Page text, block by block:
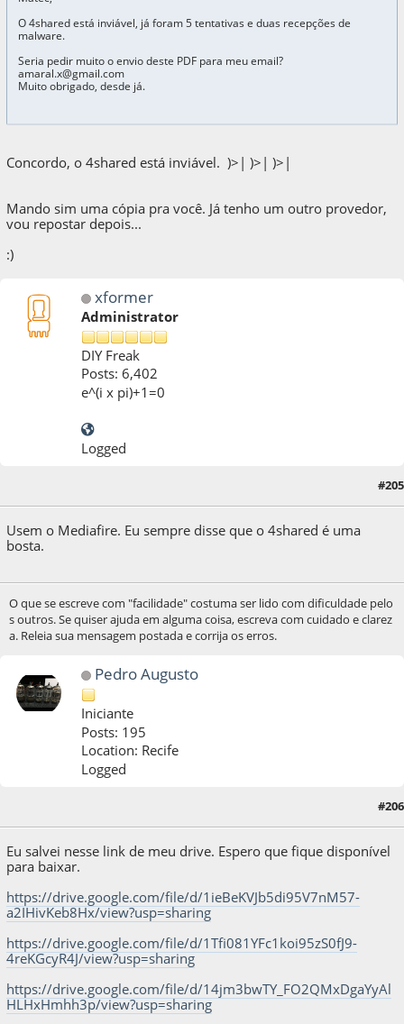
O 4shared está inviável, já foram 5 tentativas e duas recepções de
malware.
Seria pedir muito o envio deste PDF para meu email?
amaral.x@gmail.com
Muito obrigado, desde já.
Concordo, o 4shared está inviável. )>| )>| )>|
Mando sim uma cópia pra você. Já tenho um outro provedor,
vou repostar depois...
:)
xformer
Administrator
DIY Freak
Posts: 6,402
e^(i x pi)+1=0
Logged
#205
Usem o Mediafire. Eu sempre disse que o 4shared é uma
bosta.
O que se escreve com "facilidade" costuma ser lido com dificuldade pelo
s outros. Se quiser ajuda em alguma coisa, escreva com cuidado e clarez
a. Releia sua mensagem postada e corrija os erros.
Pedro Augusto
Iniciante
Posts: 195
Location: Recife
Logged
: 06 de September de 2021, as 21:42:48 by
#206
Eu salvei nesse link de meu drive. Espero que fique disponível
para baixar.
https://drive.google.com/file/d/1ieBeKVJb5di95V7nM57-
a2IHivKeb8Hx/view?usp=sharing
https://drive.google.com/file/d/1Tfi081YFc1koi95zS0fJ9-
4reKGcyR4J/view?usp=sharing
https://drive.google.com/file/d/14jm3bwTY_FO2QMxDgaYyAl
HLHxHmhh3p/view?usp=sharing